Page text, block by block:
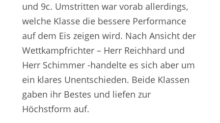
und 9c. Umstritten war vorab allerdings,
welche Klasse die bessere Performance
auf dem Eis zeigen wird. Nach Ansicht der
Wettkampfrichter – Herr Reichhard und
Herr Schimmer -handelte es sich aber um
ein klares Unentschieden. Beide Klassen
gaben ihr Bestes und liefen zur
Höchstform auf.